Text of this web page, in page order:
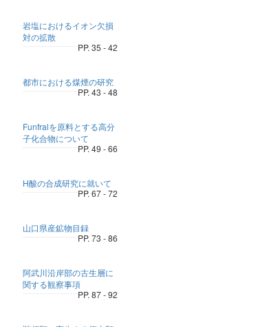
岩塩におけるイオン欠損
対の拡散
PP. 35 - 42
都市における煤煙の研究
PP. 43 - 48
Funfralを原料とする高分
子化合物について
PP. 49 - 66
H酸の合成研究に就いて
PP. 67 - 72
山口県産鉱物目録
PP. 73 - 86
阿武川沿岸部の古生層に
関する観察事項
PP. 87 - 92